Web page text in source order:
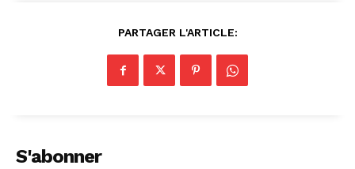
PARTAGER L'ARTICLE:
S'abonner